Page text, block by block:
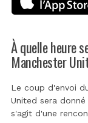
À quelle heure
Manchester
Le coup d'envoi
United sera
s'agit d'une